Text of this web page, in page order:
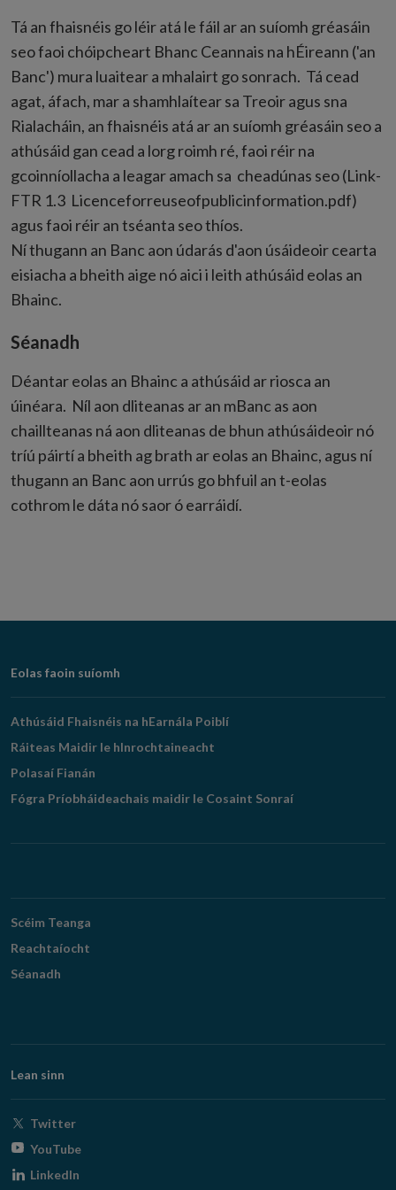
Tá an fhaisnéis go léir atá le fáil ar an suíomh gréasáin
seo faoi chóipcheart Bhanc Ceannais na hÉireann ('an
Banc') mura luaitear a mhalairt go sonrach. Tá cead
agat, áfach, mar a shamhlaítear sa Treoir agus sna
Rialacháin, an fhaisnéis atá ar an suíomh gréasáin seo a
athúsáid gan cead a lorg roimh ré, faoi réir na
gcoinníollacha a leagar amach sa cheadúnas seo (Link-
FTR 1.3 Licenceforreuseofpublicinformation.pdf)
agus faoi réir an tséanta seo thíos.
Ní thugann an Banc aon údarás d'aon úsáideoir cearta
eisiacha a bheith aige nó aici i leith athúsáid eolas an
Bhainc.
Séanadh
Déantar eolas an Bhainc a athúsáid ar riosca an
úinéara. Níl aon dliteanas ar an mBanc as aon
chaillteanas ná aon dliteanas de bhun athúsáideoir nó
tríú páirtí a bheith ag brath ar eolas an Bhainc, agus ní
thugann an Banc aon urrús go bhfuil an t-eolas
cothrom le dáta nó saor ó earráidí.
Footer
Navigation
Eolas faoin suíomh
Athúsáid Fhaisnéis na hEarnála Poiblí
Ráiteas Maidir le hInrochtaineacht
Polasaí Fianán
Fógra Príobháideachais maidir le Cosaint Sonraí
Scéim Teanga
Reachtaíocht
Séanadh
Lean sinn
TwitterOpens
window
YouTubeOpens
LinkedIn